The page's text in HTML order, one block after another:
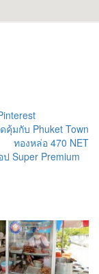
มกับ Phuket Town
ทองหล่อ 470 NET
Super Premium